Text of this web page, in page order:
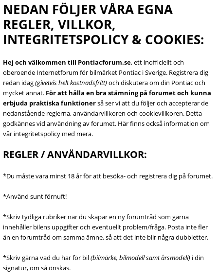
NEDAN FÖLJER VÅRA EGNA
REGLER, VILLKOR,
INTEGRITETSPOLICY & COOKIES:
Hej och välkommen till Pontiacforum.se, ett inofficiellt och
oberoende Internetforum för bilmärket Pontiac i Sverige. Registrera dig
redan idag(givetvis helt kostnadsfritt)och diskutera om din Pontiac och
mycket annat. För att hålla en bra stämning på forumet och kunna
erbjuda praktiska funktionerså ser vi att du följer och accepterar de
nedanstående reglerna, användarvillkoren och cookievillkoren. Detta
godkännes vid användning av forumet. Här finns också information om
vår integritetspolicy med mera.
REGLER / ANVÄNDARVILLKOR:
*Du måste vara minst 18 år för att besöka- och registrera dig på forumet.
*Använd sunt förnuft!
*Skriv tydliga rubriker när du skapar en ny forumtråd som gärna
innehåller bilens uppgifter och eventuellt problem/fråga. Posta inte fler
än en forumtråd om samma ämne, så att det inte blir några dubbletter.
*Skriv gärna vad du har för bil(bilmärke, bilmodell samt årsmodell) i din
signatur, om så önskas.